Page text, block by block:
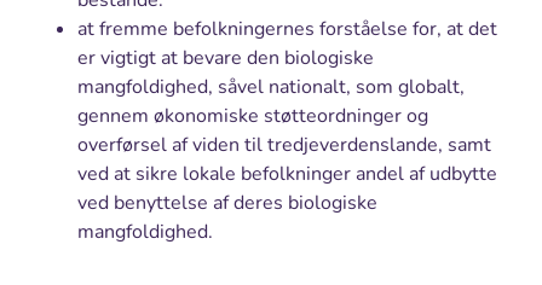
at fremme befolkningernes forståelse for, at det
er vigtigt at bevare den biologiske
mangfoldighed, såvel nationalt, som globalt,
gennem økonomiske støtteordninger og
overførsel af viden til tredjeverdenslande, samt
ved at sikre lokale befolkninger andel af udbytte
ved benyttelse af deres biologiske
mangfoldighed.